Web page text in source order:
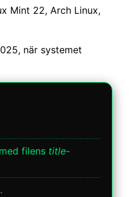
Mint 22, Arch Linux,
när systemet
filens title-